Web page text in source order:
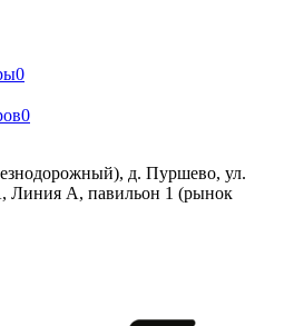
0
0
д. Пуршево, ул.
Линия А, павильон 1 (рынок